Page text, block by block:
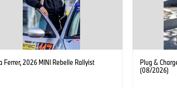
Ferrer, 2026 MINI Rebelle Rallyist
Plug &
(08/2026)